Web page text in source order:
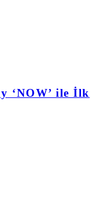
‘NOW’ ile İlk